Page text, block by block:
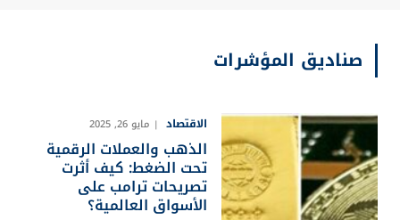
صناديق المؤشرات
الاقتصاد مايو 26, 2025
الذهب والعملات الرقمية
تحت الضغط: كيف أثرت
تصريحات ترامب على
الأسواق العالمية؟